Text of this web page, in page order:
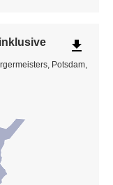
Potsdam,
file_download